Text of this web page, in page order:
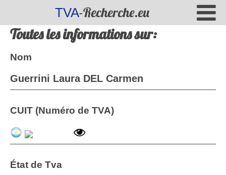
TVA-Recherche.eu
Toutes les informations sur:
Nom
Guerrini Laura DEL Carmen
CUIT (Numéro de TVA)
État de Tva